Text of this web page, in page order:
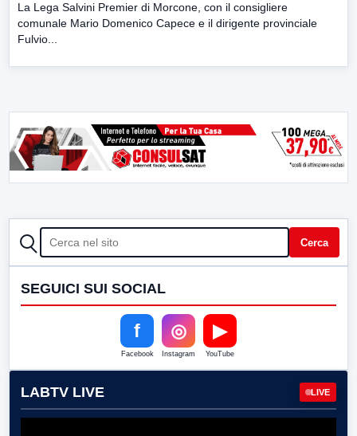
La Lega Salvini Premier di Morcone, con il consigliere
comunale Mario Domenico Capece e il dirigente provinciale
Fulvio...
CERCA Cerca
SEGUICI SUI SOCIAL
f
Facebook
◎
Instagram
▶
YouTube
LABTV LIVE LIVE